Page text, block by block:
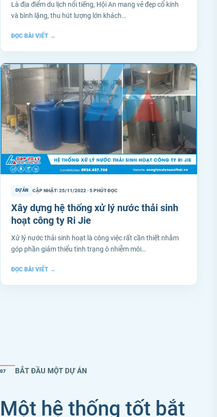
Là địa điểm du lịch nổi tiếng, Hội An mang vẻ đẹp cổ kính
và bình lặng, thu hút lượng lớn khách…
ĐỌC BÀI VIẾT →
DỰ ÁN CẬP NHẬT: 25/11/2022 · 5 PHÚT ĐỌC
Xây dựng hệ thống xử lý nước thải sinh
hoạt công ty Ri Jie
Xử lý nước thải sinh hoạt là công việc rất cần thiết nhằm
góp phần giảm thiểu tình trạng ô nhiễm môi…
ĐỌC BÀI VIẾT →
07 BẮT ĐẦU MỘT DỰ ÁN
Một hệ thống tốt bắt